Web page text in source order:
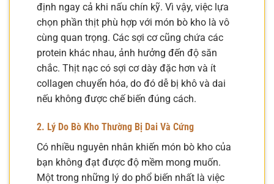
định ngay cả khi nấu chín kỹ. Vì vậy, việc lựa
chọn phần thịt phù hợp với món bò kho là vô
cùng quan trọng. Các sợi cơ cũng chứa các
protein khác nhau, ảnh hưởng đến độ săn
chắc. Thịt nạc có sợi cơ dày đặc hơn và ít
collagen chuyển hóa, do đó dễ bị khô và dai
nếu không được chế biến đúng cách.
2. Lý Do Bò Kho Thường Bị Dai Và Cứng
Có nhiều nguyên nhân khiến món bò kho của
bạn không đạt được độ mềm mong muốn.
Một trong những lý do phổ biến nhất là việc